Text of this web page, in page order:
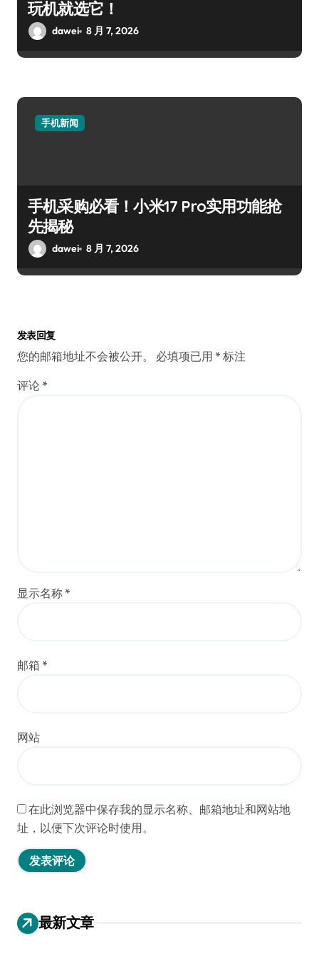
玩机就选它！
dawei 8 月 7, 2026
手机新闻
手机采购必看！小米17 Pro实用功能抢
先揭秘
dawei 8 月 7, 2026
发表回复
您的邮箱地址不会被公开。 必填项已用 * 标注
评论 *
显示名称 *
邮箱 *
网站
在此浏览器中保存我的显示名称、邮箱地址和网站地
址，以便下次评论时使用。
最新文章